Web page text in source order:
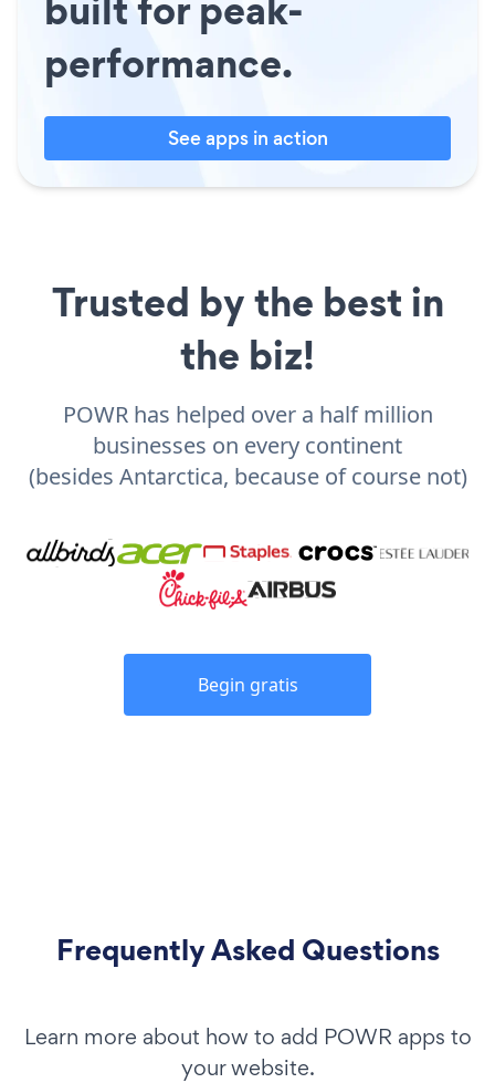
performance.
See apps in action
Trusted by the best in
the biz!
POWR has helped over a half million
businesses on every continent
(besides Antarctica, because of course not)
Begin gratis
Frequently Asked Questions
Learn more about how to add POWR apps to
your website.